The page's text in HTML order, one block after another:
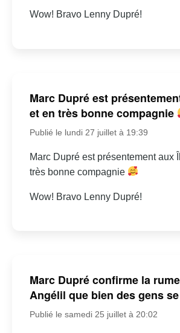
Wow! Bravo Lenny Dupré!
Marc Dupré est
et en très bonne compagnie
Publié le lundi 27 juillet à 19:39
Marc Dupré est présentement aux
très bonne compagnie
Wow! Bravo Lenny Dupré!
Marc Dupré confirme la
Angélil que bien des gens
Publié le samedi 25 juillet à 20:02